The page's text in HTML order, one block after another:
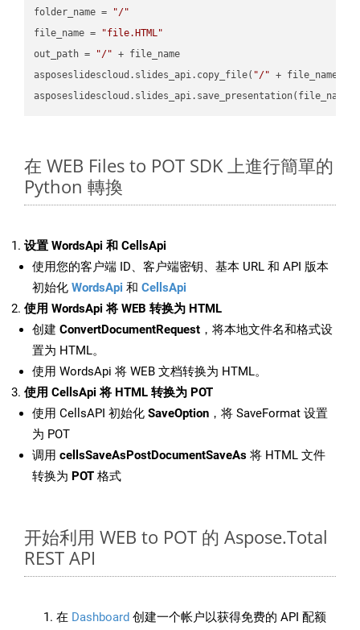
folder_name =
"/"
file_name =
"file.HTML"
out_path =
"/" + file_name
asposeslidescloud.slides_api.copy_file( "/" + file_name,
在 WEB Files to POT SDK 上進行簡單的
Python 轉換
设置 WordsApi 和 CellsApi
使用您的客户端 ID、客户端密钥、基本 URL 和 API 版本
初始化 WordsApi 和 CellsApi
使用 WordsApi 将 WEB 转换为 HTML
创建 ConvertDocumentRequest ，将本地文件名和格式设
置为 HTML。
使用 WordsApi 将 WEB 文档转换为 HTML。
使用 CellsApi 将 HTML 转换为 POT
使用 CellsAPI 初始化 SaveOption ，将 SaveFormat 设置
为 POT
调用 cellsSaveAsPostDocumentSaveAs 将 HTML 文件
转换为 POT 格式
开始利用 WEB to POT 的 Aspose.Total
REST API
在 Dashboard 创建一个帐户以获得免费的 API 配额